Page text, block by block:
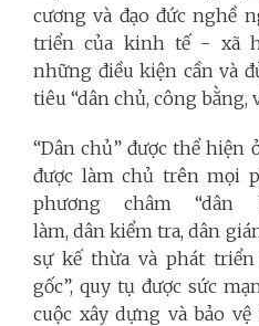
cương và đạo đức nghề
triển của kinh tế - xã
những điều kiện cần và
tiêu “dân chủ, công bằng,
“Dân chủ” được thể hiện
được làm chủ trên mọi
phương châm
làm, dân kiểm tra, dân
sự kế thừa và phát
gốc”, quy tụ được sức
cuộc xây dựng và bảo vệ